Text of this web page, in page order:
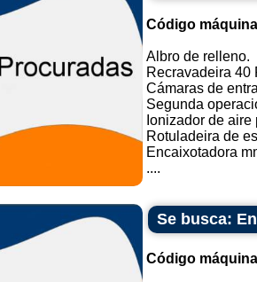
Código
Albro de relleno.
Recravadeira 40
Cámaras de
Segunda
Ionizador de
Rotuladeira de
Encaixotadora
....
Se busca:
Código